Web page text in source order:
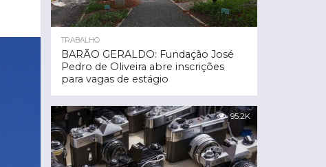
TRABALHO
BARÃO GERALDO: Fundação José
Pedro de Oliveira abre inscrições
para vagas de estágio
95.2K